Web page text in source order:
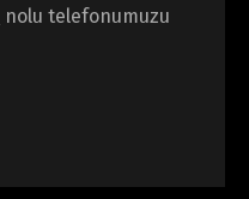
nolu telefonumuzu